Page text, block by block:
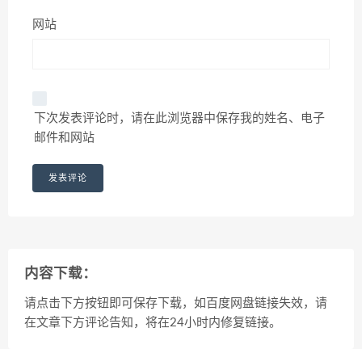
网站
下次发表评论时，请在此浏览器中保存我的姓名、电子
邮件和网站
内容下载：
请点击下方按钮即可保存下载，如百度网盘链接失效，请
在文章下方评论告知，将在24小时内修复链接。